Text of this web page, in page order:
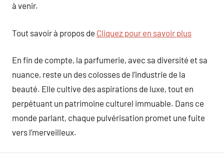
à venir.
Tout savoir à propos de Cliquez pour en savoir plus
En fin de compte, la parfumerie, avec sa diversité et sa
nuance, reste un des colosses de l’industrie de la
beauté. Elle cultive des aspirations de luxe, tout en
perpétuant un patrimoine culturel immuable. Dans ce
monde parlant, chaque pulvérisation promet une fuite
vers l’merveilleux.